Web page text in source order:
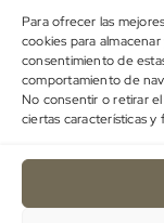
Para ofrecer las
cookies para
consentimiento de
comportamiento de
No consentir o retirar
ciertas características y
EL TEMPLO
CURSOS
TEST DE